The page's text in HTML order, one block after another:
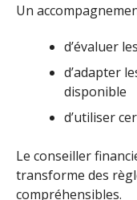
Un
d’évaluer
d’adapter
disponible
d’utiliser
Le conseiller
transforme des
compréhensibles.